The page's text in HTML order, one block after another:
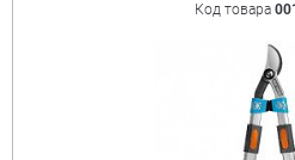
Код товара